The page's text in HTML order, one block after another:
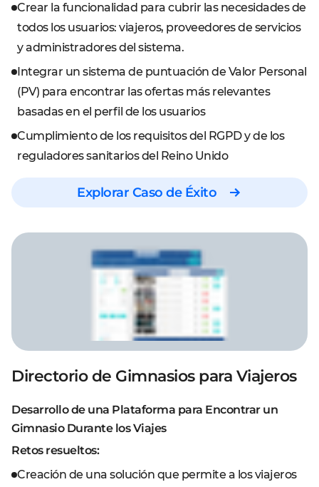
Crear la funcionalidad para cubrir las necesidades de
todos los usuarios: viajeros, proveedores de servicios
y administradores del sistema.
Integrar un sistema de puntuación de Valor Personal
(PV) para encontrar las ofertas más relevantes
basadas en el perfil de los usuarios
Cumplimiento de los requisitos del RGPD y de los
reguladores sanitarios del Reino Unido
Explorar Caso de Éxito
Directorio de Gimnasios para Viajeros
Desarrollo de una Plataforma para Encontrar un
Gimnasio Durante los Viajes
Retos resueltos:
Creación de una solución que permite a los viajeros